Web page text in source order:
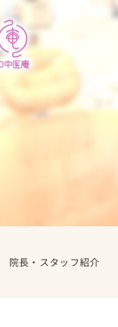
院長・スタッフ紹介